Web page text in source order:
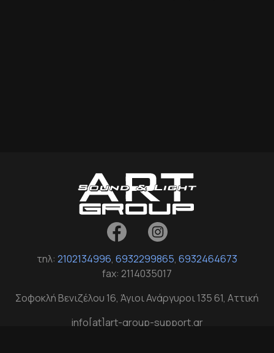
τηλ: 2102134996, 6932299865, 6932464673
fax: 2114035017
Σοφοκλή Βενιζέλου 16, Άγιοι Ανάργυροι 135 61, Αττική
info[at]art-group-support.gr